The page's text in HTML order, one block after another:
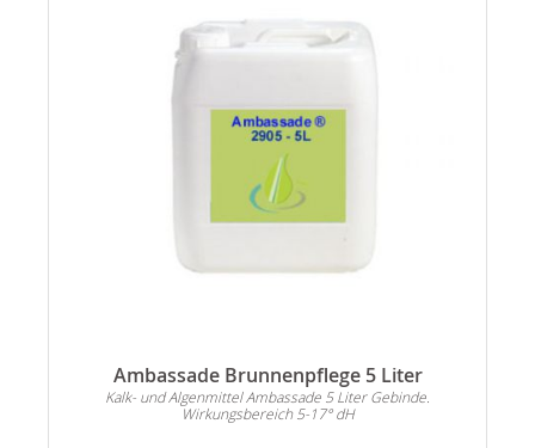
Ambassade Brunnenpflege 5 Liter
Kalk- und Algenmittel Ambassade 5 Liter Gebinde.
Wirkungsbereich 5-17° dH